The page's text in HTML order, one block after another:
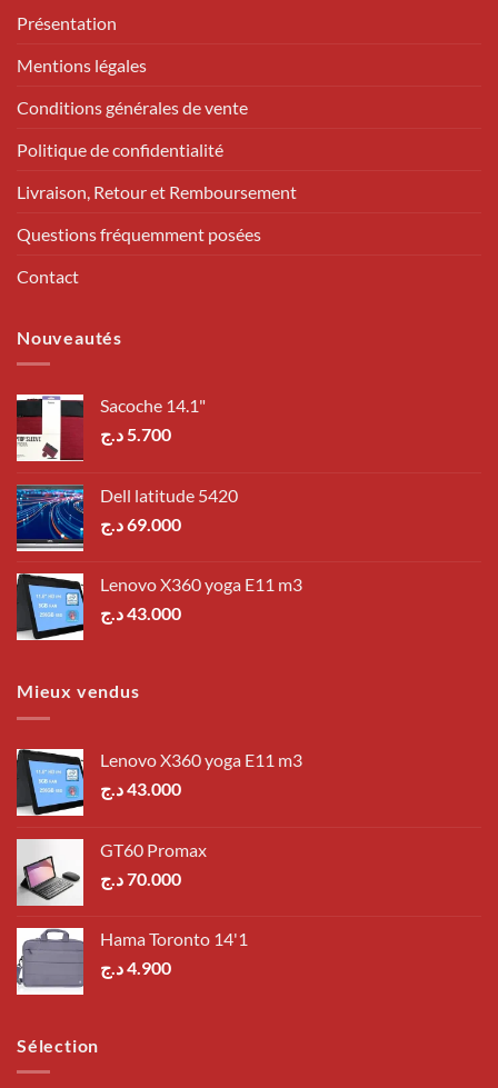
Présentation
Mentions légales
Conditions générales de vente
Politique de confidentialité
Livraison, Retour et Remboursement
Questions fréquemment posées
Contact
Nouveautés
Sacoche 14.1"
5.700د.ج
Dell latitude 5420
69.000د.ج
Lenovo X360 yoga E11 m3
43.000د.ج
Mieux vendus
Lenovo X360 yoga E11 m3
43.000د.ج
GT60 Promax
70.000د.ج
Hama Toronto 14'1
4.900د.ج
Sélection